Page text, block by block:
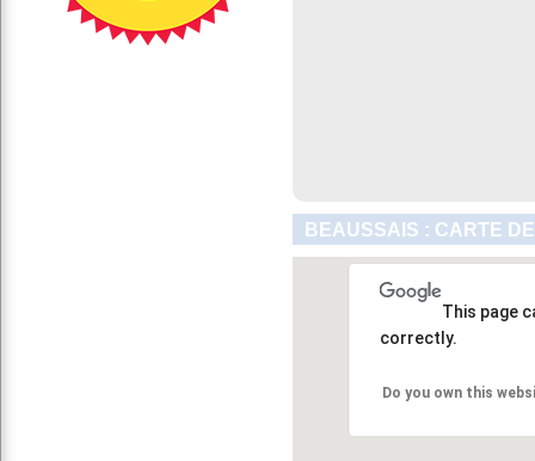
BEAUSSAIS : CARTE
This page
correctly.
Do you own this